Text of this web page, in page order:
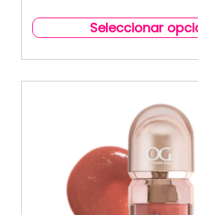
Seleccionar